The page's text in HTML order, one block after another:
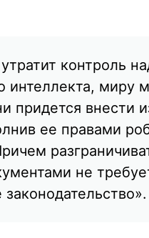
контроль
интеллекта, миру
придется внести
ее правами
не